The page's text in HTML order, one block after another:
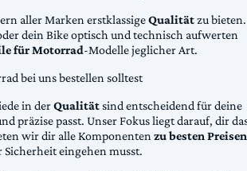
aller Marken erstklassigeQualitätzu bieten.
dein Bike optisch und technisch aufwerten
für Motorrad-Modelle jeglicher Art.
bei uns bestellen solltest
in derQualitätsind entscheidend für deine
präzise passt. Unser Fokus liegt darauf, dir
wir dir alle Komponentenzu besten Preisen
Sicherheit eingehen musst.